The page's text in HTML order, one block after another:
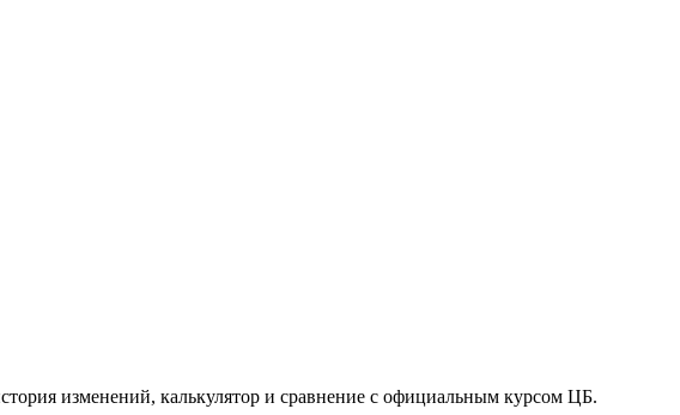
изменений, калькулятор и сравнение с официальным курсом ЦБ.